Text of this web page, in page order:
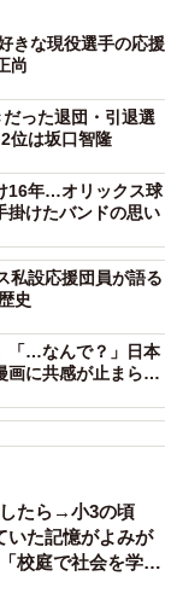
ズにしかない歴
チャンステーマ
がり、チームを
の曲を嫌いなオ
の方々のぶつけ
この曲で救われ
きな現役選手の応援
尚
った退団・引退選
位は坂口智隆
16年…オリックス球
けたバンドの思い
私設応援団員が語る
史
「…なんで？」日本
に共感が止まらな
たら→小3の頃
いた記憶がよみが
庭で社会を学ん